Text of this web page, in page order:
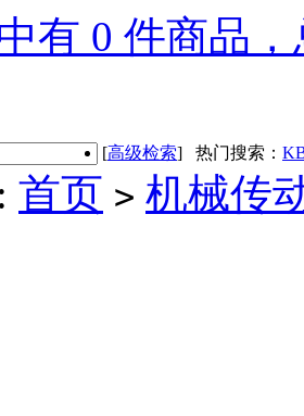
有 0 件商品
[高级检索] 热门搜索：
首页 > 机械传